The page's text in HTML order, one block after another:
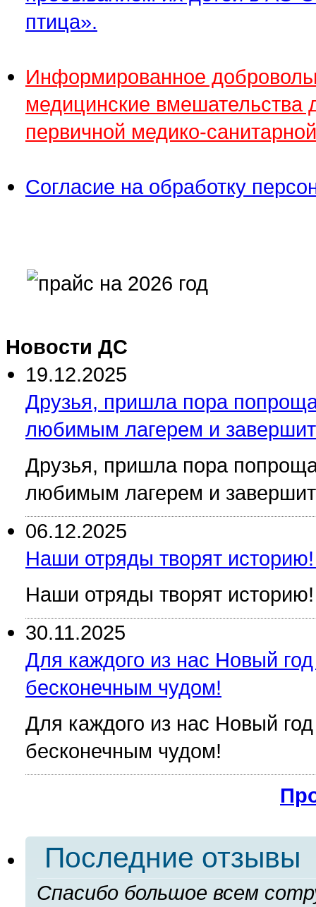
птица».
Информированное
медицинские вмешательства
первичной медико-
Согласие на обработку
Новости ДC
19.12.2025
Друзья, пришла пора
любимым лагерем и
Друзья, пришла пора
любимым лагерем и
06.12.2025
Наши отряды творят
Наши отряды творят историю!
30.11.2025
Для каждого из нас Новый
бесконечным чудом!
Для каждого из нас Новый
бесконечным чудом!
Последние отзывы
Спасибо большое всем